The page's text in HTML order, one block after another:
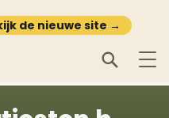
de nieuwe site →